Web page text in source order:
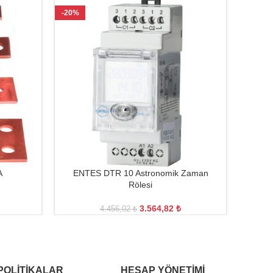
-20%
ENTES DTR 10 Astronomik Zaman
Rölesi
4.456,02₺ 3.564,82 ₺
HESAP YÖNETIMI